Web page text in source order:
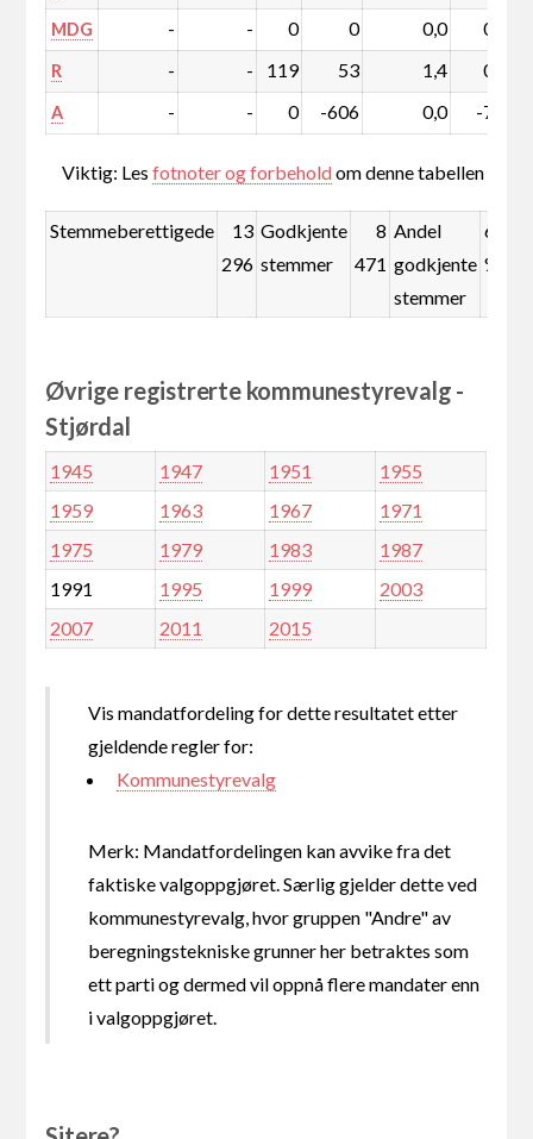
MDG - - 0 0 0,0 0,0
R - - 119 53 1,4 0,6
A - - 0 -606 0,0 -7,3
Viktig: Lesfotnoter og forbeholdom denne tabellen
Stemmeberettigede
13
296
Godkjente
stemmer
8
471
Andel
godkjente
stemmer
63,7
%
Øvrige registrerte kommunestyrevalg -
Stjørdal
1945 1947 1951
1955
1959
1963 1967
1971
1975
1979 1983
1987
1991
1995 1999
2003
2007
2011 2015
Vis mandatfordeling for dette resultatet etter
gjeldende regler for:
Kommunestyrevalg
Merk: Mandatfordelingen kan avvike fra det
faktiske valgoppgjøret. Særlig gjelder dette ved
kommunestyrevalg, hvor gruppen "Andre" av
beregningstekniske grunner her betraktes som
ett parti og dermed vil oppnå flere mandater enn
i valgoppgjøret.